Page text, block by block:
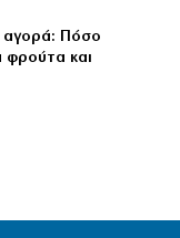
αγορά: Πόσο
φρούτα και